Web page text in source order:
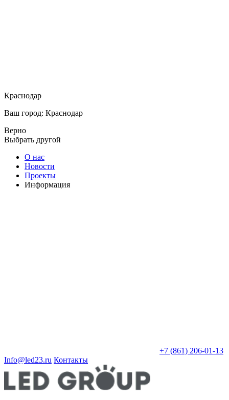
Краснодар
Ваш город: Краснодар
Верно
Выбрать другой
О нас
Новости
Проекты
Информация
+7 (861) 206-01-13
Info@led23.ru Контакты